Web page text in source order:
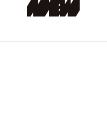
Threads